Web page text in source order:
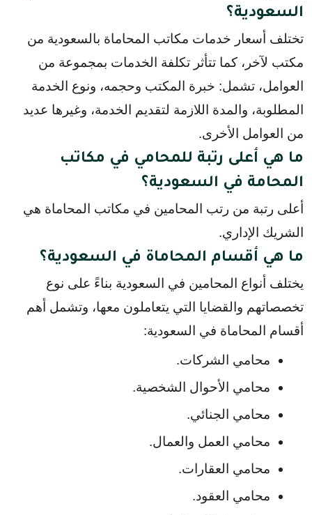
السعودية؟
تختلف أسعار خدمات مكاتب المحاماة بالسعودية من
مكتب لآخر، كما تتأثر تكلفة الخدمات بمجموعة من
العوامل، تشمل: خبرة المكتب وحجمه، ونوع الخدمة
المطلوبة، والمدة اللازمة لتقديم الخدمة، وغيرها عديد
من العوامل الأخرى.
ما هي أعلى رتبة للمحامي في مكاتب
المحامة في السعودية؟
أعلى رتبة من رتب المحامين في مكاتب المحاماة هي
الشريك الإداري.
ما هي أقسام المحاماة في السعودية؟
أقسام المحاماة في السعودية:
محامي الشركات.
محامي الأحوال الشخصية.
محامي الجنائي.
محامي العمل والعمال.
محامي العقارات.
محامي العقود.